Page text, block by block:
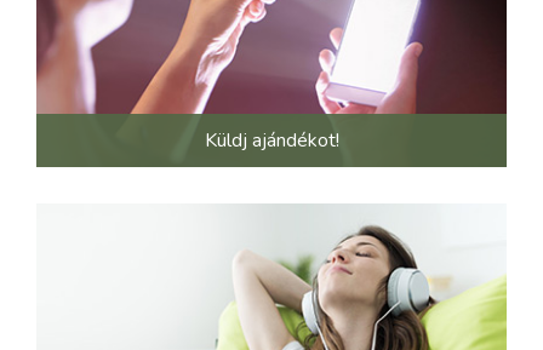
Küldj ajándékot!